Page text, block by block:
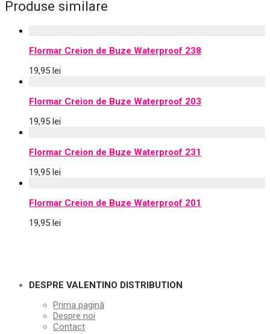
Produse similare
Flormar Creion de Buze Waterproof 238
19,95 lei
Flormar Creion de Buze Waterproof 203
19,95 lei
Flormar Creion de Buze Waterproof 231
19,95 lei
Flormar Creion de Buze Waterproof 201
19,95 lei
DESPRE VALENTINO DISTRIBUTION
Prima pagină
Despre noi
Contact